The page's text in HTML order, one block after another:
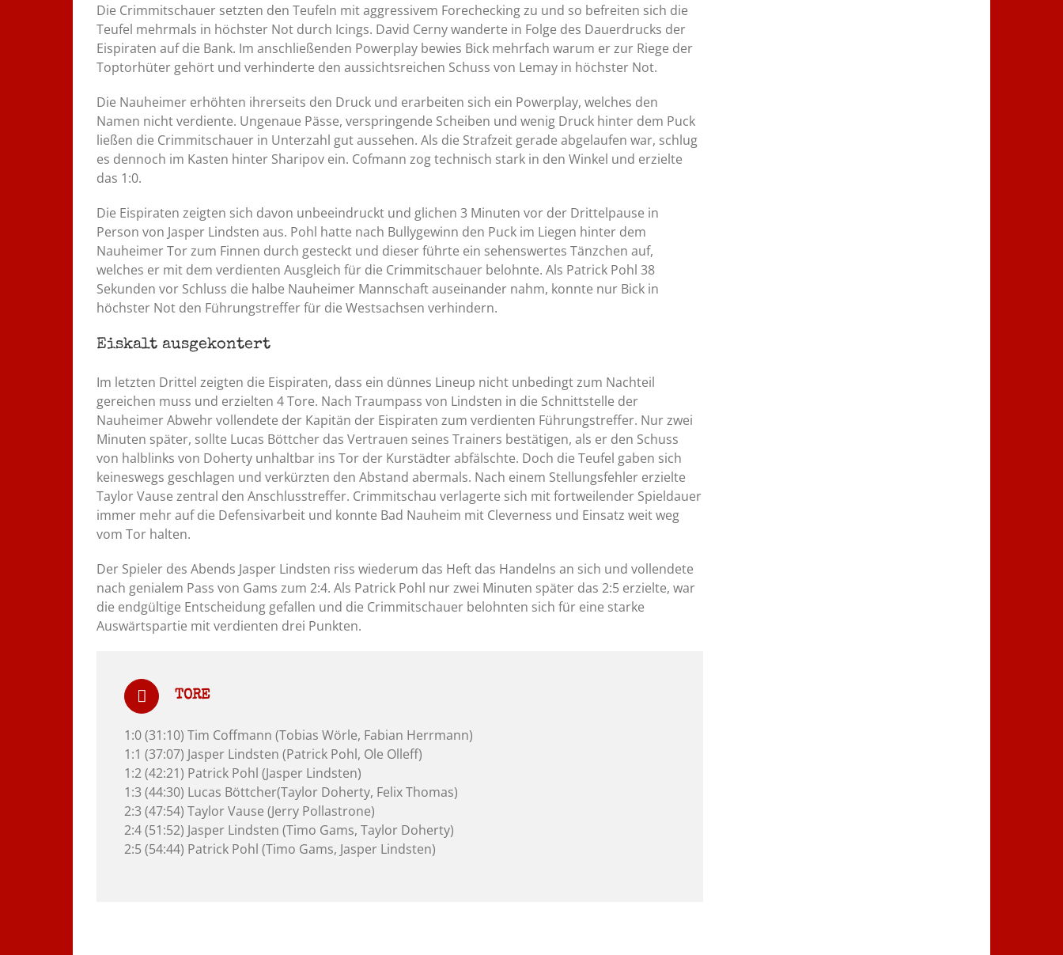
Die Crimmitschauer setzten den Teufeln mit aggressivem Forechecking zu und so befreiten sich die
Teufel mehrmals in höchster Not durch Icings. David Cerny wanderte in Folge des Dauerdrucks der
Eispiraten auf die Bank. Im anschließenden Powerplay bewies Bick mehrfach warum er zur Riege der
Toptorhüter gehört und verhinderte den aussichtsreichen Schuss von Lemay in höchster Not.
Die Nauheimer erhöhten ihrerseits den Druck und erarbeiten sich ein Powerplay, welches den
Namen nicht verdiente. Ungenaue Pässe, verspringende Scheiben und wenig Druck hinter dem Puck
ließen die Crimmitschauer in Unterzahl gut aussehen. Als die Strafzeit gerade abgelaufen war, schlug
es dennoch im Kasten hinter Sharipov ein. Cofmann zog technisch stark in den Winkel und erzielte
das 1:0.
Die Eispiraten zeigten sich davon unbeeindruckt und glichen 3 Minuten vor der Drittelpause in
Person von Jasper Lindsten aus. Pohl hatte nach Bullygewinn den Puck im Liegen hinter dem
Nauheimer Tor zum Finnen durch gesteckt und dieser führte ein sehenswertes Tänzchen auf,
welches er mit dem verdienten Ausgleich für die Crimmitschauer belohnte. Als Patrick Pohl 38
Sekunden vor Schluss die halbe Nauheimer Mannschaft auseinander nahm, konnte nur Bick in
höchster Not den Führungstreffer für die Westsachsen verhindern.
Eiskalt ausgekontert
Im letzten Drittel zeigten die Eispiraten, dass ein dünnes Lineup nicht unbedingt zum Nachteil
gereichen muss und erzielten 4 Tore. Nach Traumpass von Lindsten in die Schnittstelle der
Nauheimer Abwehr vollendete der Kapitän der Eispiraten zum verdienten Führungstreffer. Nur zwei
Minuten später, sollte Lucas Böttcher das Vertrauen seines Trainers bestätigen, als er den Schuss
von halblinks von Doherty unhaltbar ins Tor der Kurstädter abfälschte. Doch die Teufel gaben sich
keineswegs geschlagen und verkürzten den Abstand abermals. Nach einem Stellungsfehler erzielte
Taylor Vause zentral den Anschlusstreffer. Crimmitschau verlagerte sich mit fortweilender Spieldauer
immer mehr auf die Defensivarbeit und konnte Bad Nauheim mit Cleverness und Einsatz weit weg
vom Tor halten.
Der Spieler des Abends Jasper Lindsten riss wiederum das Heft das Handelns an sich und vollendete
nach genialem Pass von Gams zum 2:4. Als Patrick Pohl nur zwei Minuten später das 2:5 erzielte, war
die endgültige Entscheidung gefallen und die Crimmitschauer belohnten sich für eine starke
Auswärtspartie mit verdienten drei Punkten.
TORE
1:0 (31:10) Tim Coffmann (Tobias Wörle, Fabian Herrmann)
1:1 (37:07) Jasper Lindsten (Patrick Pohl, Ole Olleff)
1:2 (42:21) Patrick Pohl (Jasper Lindsten)
1:3 (44:30) Lucas Böttcher(Taylor Doherty, Felix Thomas)
2:3 (47:54) Taylor Vause (Jerry Pollastrone)
2:4 (51:52) Jasper Lindsten (Timo Gams, Taylor Doherty)
2:5 (54:44) Patrick Pohl (Timo Gams, Jasper Lindsten)